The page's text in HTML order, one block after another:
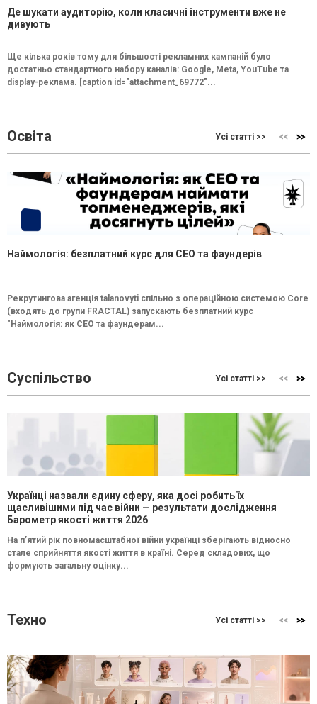
Де шукати аудиторію, коли класичні інструменти вже не
дивують
Ще кілька років тому для більшості рекламних кампаній було
достатньо стандартного набору каналів: Google, Meta, YouTube та
display-реклама. [caption id="attachment_69772"...
Освіта Усі статті >>
Наймологія: безплатний курс для CEO та фаундерів
Рекрутингова агенція talanovyti спільно з операційною системою Core
(входять до групи FRACTAL) запускають безплатний курс
"Наймологія: як СEO та фаундерам...
Суспільство Усі статті >>
Українці назвали єдину сферу, яка досі робить їх
щасливішими під час війни — результати дослідження
Барометр якості життя 2026
На п’ятий рік повномасштабної війни українці зберігають відносно
стале сприйняття якості життя в країні. Серед складових, що
формують загальну оцінку...
Техно Усі статті >>